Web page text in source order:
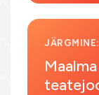
JÄRGMINE: